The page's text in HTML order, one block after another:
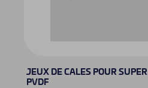
JEUX DE CALES POUR
PVDF